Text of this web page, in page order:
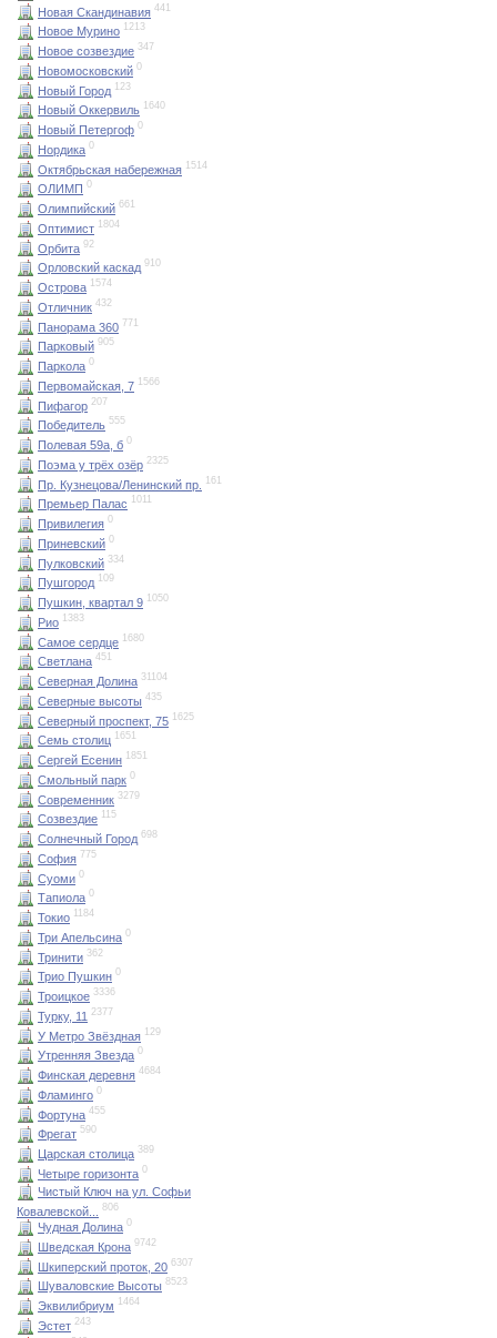
Новая Скандинавия 441
Новое Мурино 1213
Новое созвездие 347
Новомосковский 0
Новый Город 123
Новый Оккервиль 1640
Новый Петергоф 0
Нордика 0
Октябрьская набережная 1514
ОЛИМП 0
Олимпийский 661
Оптимист 1804
Орбита 92
Орловский каскад 910
Острова 1574
Отличник 432
Панорама 360 771
Парковый 905
Паркола 0
Первомайская, 7 1566
Пифагор 207
Победитель 555
Полевая 59а, б 0
Поэма у трёх озёр 2325
Пр. Кузнецова/Ленинский пр. 161
Премьер Палас 1011
Привилегия 0
Приневский 0
Пулковский 334
Пушгород 109
Пушкин, квартал 9 1050
Рио 1383
Самое сердце 1680
Светлана 451
Северная Долина 31104
Северные высоты 435
Северный проспект, 75 1625
Семь столиц 1651
Сергей Есенин 1851
Смольный парк 0
Современник 3279
Созвездие 115
Солнечный Город 698
София 775
Суоми 0
Тапиола 0
Токио 1184
Три Апельсина 0
Тринити 362
Трио Пушкин 0
Троицкое 3336
Турку, 11 2377
У Метро Звёздная 129
Утренняя Звезда 0
Финская деревня 4684
Фламинго 0
Фортуна 455
Фрегат 590
Царская столица 389
Четыре горизонта 0
Чистый Ключ на ул. Софьи
Ковалевской...
806
Чудная Долина 0
Шведская Крона 9742
Шкиперский проток, 20 6307
Шуваловские Высоты 8523
Эквилибриум 1464
Эстет 243